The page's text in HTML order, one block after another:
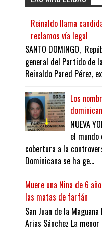
Reinaldo llama
reclamos vía legal
SANTO DOMINGO,
general del Partido de
Reinaldo Pared Pérez,
Los
NUEVA
el mundo
cobertura a la
Dominicana se ha ge...
Muere una Nina de 6
las matas de farfán
San Juan de la
Arias Sánchez La